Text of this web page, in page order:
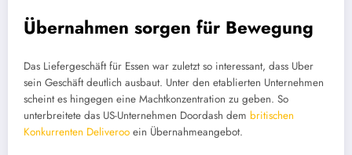
Übernahmen sorgen für Bewegung
Das Liefergeschäft für Essen war zuletzt so interessant, dass Uber
sein Geschäft deutlich ausbaut. Unter den etablierten Unternehmen
scheint es hingegen eine Machtkonzentration zu geben. So
unterbreitete das US-Unternehmen Doordash dem britischen
Konkurrenten Deliveroo ein Übernahmeangebot.